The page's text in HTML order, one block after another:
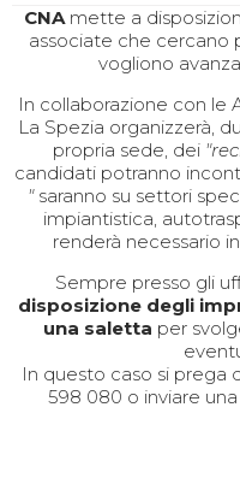
CNAmette a
associate che cercano
vogliono
In collaborazione con le
La Spezia organizzerà,
propria sede, dei
candidati potranno
"saranno su settori
impiantistica,
renderà necessario
Sempre presso gli
disposizione degli
una saletta per
In questo caso si prega
598 080 o inviare